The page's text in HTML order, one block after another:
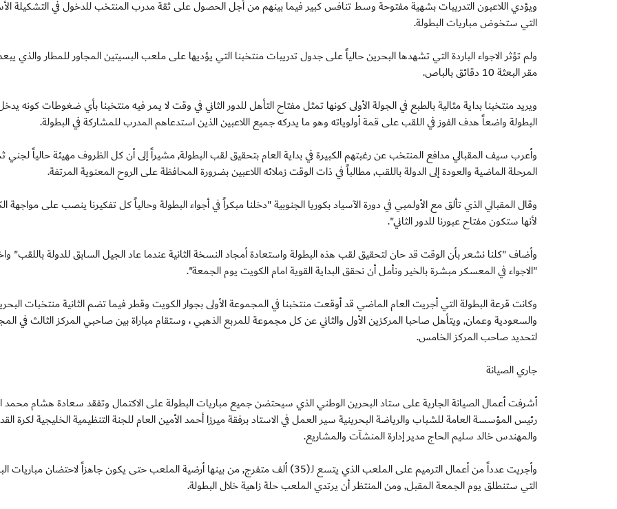
ويؤدي اللاعبون التدريبات بشهية مفتوحة وسط تنافس كبير فيما بينهم من أجل الحصول على ثقة مدرب المنتخب للدخول في التشكيلة
التي ستخوض مباريات البطولة.
ولم تؤثر الاجواء الباردة التي تشهدها البحرين حالياً على جدول تدريبات منتخبنا التي يؤديها على ملعب البسيتين المجاور للمطار والذي
مقر البعثة 10 دقائق بالباص.
ويريد منتخبنا بداية مثالية بالطبع في الجولة الأولى كونها تمثل مفتاح التأهل للدور الثاني في وقت لا يمر فيه منتخبنا بأي ضغوطات كونه
البطولة واضعاً هدف الفوز في اللقب على قمة أولوياته وهو ما يدركه جميع اللاعبين الذين استدعاهم المدرب للمشاركة في البطولة.
وأعرب سيف المقبالي مدافع المنتخب عن رغبتهم الكبيرة في بداية العام بتحقيق لقب البطولة, مشيراً إلى أن كل الظروف مهيئة حالياً لجني
المرحلة الماضية والعودة إلى الدولة باللقب, مطالباً في ذات الوقت زملائه اللاعبين بضرورة المحافظة على الروح المعنوية المرتفة.
وقال المقبالي الذي تألق مع الأولمبي في دورة الآسياد بكوريا الجنوبية "دخلنا مبكراً في أجواء البطولة وحالياً كل تفكيرنا ينصب على مواجهة
لأنها ستكون مفتاح عبورنا للدور الثاني".
وأضاف "كلنا نشعر بأن الوقت قد حان لتحقيق لقب هذه البطولة واستعادة أمجاد النسخة الثانية عندما عاد الجيل السابق للدولة باللقب"
"الاجواء في المعسكر مبشرة بالخير ونأمل أن نحقق البداية القوية امام الكويت يوم الجمعة".
وكانت قرعة البطولة التي أجريت العام الماضي قد أوقعت منتخبنا في المجموعة الأولى بجوار الكويت وقطر فيما تضم الثانية منتخبات
والسعودية وعمان, ويتأهل صاحبا المركزين الأول والثاني عن كل مجموعة للمربع الذهبي ، وستقام مباراة بين صاحبي المركز الثالث في
لتحديد صاحب المركز الخامس.
جاري الصيانة
أشرفت أعمال الصيانة الجارية على ستاد البحرين الوطني الذي سيحتضن جميع مباريات البطولة على الاكتمال وتفقد سعادة هشام محمد
رئيس المؤسسة العامة للشباب والرياضة البحرينية سير العمل في الاستاد برفقة ميرزا أحمد الأمين العام للجنة التنظيمية الخليجية لكرة
والمهندس خالد سليم الحاج مدير إدارة المنشآت والمشاريع.
وأجريت عدداً من أعمال الترميم على الملعب الذي يتسع لـ(35) ألف متفرج, من بينها أرضية الملعب حتى يكون جاهزاً لاحتضان
التي ستنطلق يوم الجمعة المقبل, ومن المنتظر أن يرتدي الملعب حلة زاهية خلال البطولة.